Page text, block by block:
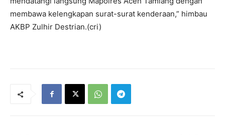
membawa kelengkapan surat-surat kenderaan,” himbau
AKBP Zulhir Destrian.(cri)